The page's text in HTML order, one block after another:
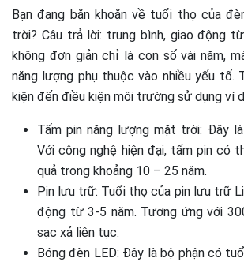
Bạn đang băn khoăn về tuổi thọ của
trời? Câu trả lời: trung bình, giao động
không đơn giản chỉ là con số vài năm,
năng lượng phụ thuộc vào nhiều yếu tố.
kiện đến điều kiện môi trường sử dụng ví
Tấm pin năng lượng mặt trời: Đây
Với công nghệ hiện đại, tấm pin có
quả trong khoảng 10 – 25 năm.
Pin lưu trữ: Tuổi thọ của pin lưu trữ
động từ 3-5 năm. Tương ứng với
sạc xả liên tục.
Bóng đèn LED: Đây là bộ phận có